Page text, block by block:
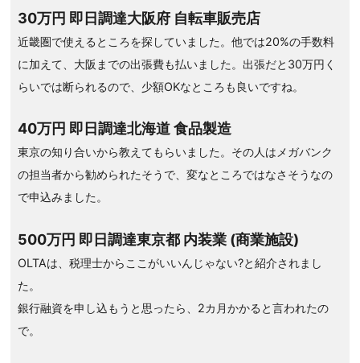
30万円 即日調達大阪府 自転車販売店
近畿圏で使えるところを探していました。他では20%の手数料
に加えて、大阪までの出張費も払いました。出張だと30万円く
らいでは断られるので、少額OKなところも良いですね。
40万円 即日調達北海道 食品製造
東京の知り合いから教えてもらいました。その人はメガバンク
の担当者から勧められたそうで、変なところではなさそうなの
で申込みました。
500万円 即日調達東京都 内装業 (商業施設)
OLTAは、税理士からここがいいんじゃない?と紹介されまし
た。
銀行融資を申し込もうと思ったら、2カ月かかると言われたの
で。